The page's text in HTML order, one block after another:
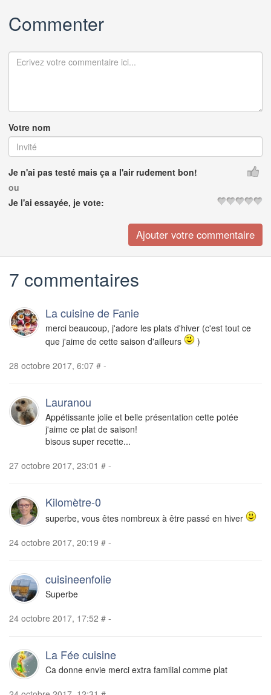
Commenter
Votre nom
Je n'ai pas testé mais ça a l'air rudement bon!
ou
Je l'ai essayée, je vote:
7 commentaires
La cuisine de Fanie
merci beaucoup, j'adore les plats d'hiver (c'est tout ce
que j'aime de cette saison d'ailleurs
)
28 octobre 2017, 6:07 # -
Lauranou
Appétissante jolie et belle présentation cette potée
j'aime ce plat de saison!
bisous super recette...
27 octobre 2017, 23:01 # -
Kilomètre-0
superbe, vous êtes nombreux à être passé en hiver
24 octobre 2017, 20:19 # -
cuisineenfolie
Superbe
24 octobre 2017, 17:52 # -
La Fée cuisine
Ca donne envie merci extra familial comme plat